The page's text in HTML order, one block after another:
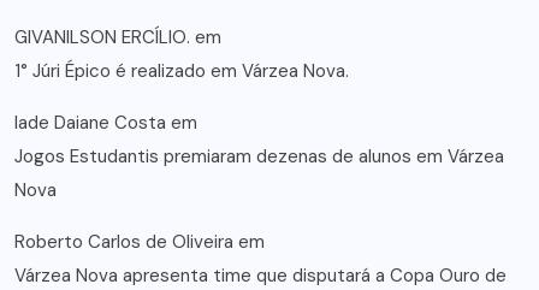
GIVANILSON ERCÍLIO. em
1° Júri Épico é realizado em Várzea Nova.
lade Daiane Costa em
Jogos Estudantis premiaram dezenas de alunos em Várzea
Nova
Roberto Carlos de Oliveira em
Várzea Nova apresenta time que disputará a Copa Ouro de